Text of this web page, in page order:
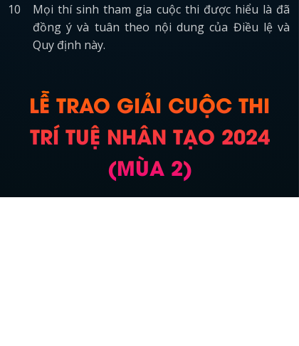
Mọi thí sinh tham gia cuộc thi được hiểu là đã
đồng ý và tuân theo nội dung của Điều lệ và
Quy định này.
LỄ TRAO GIẢI CUỘC THI
TRÍ TUỆ NHÂN TẠO 2024
(MÙA 2)